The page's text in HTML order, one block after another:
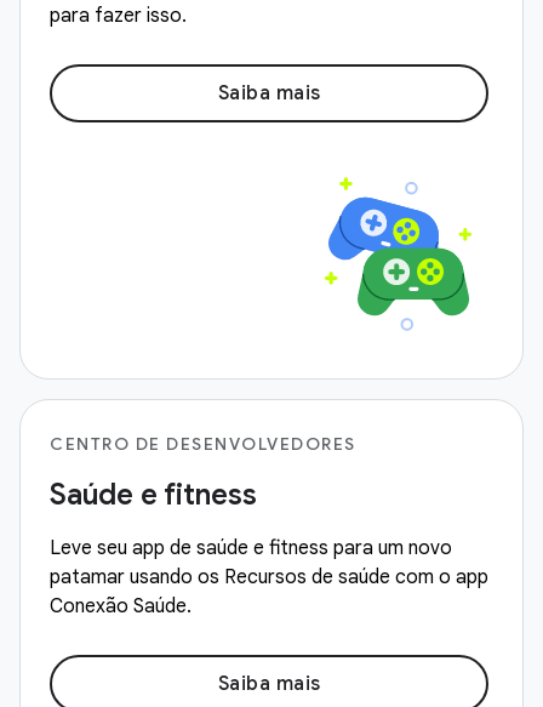
para fazer isso.
Saiba mais
CENTRO DE DESENVOLVEDORES
Saúde e fitness
Leve seu app de saúde e fitness para um novo
patamar usando os Recursos de saúde com o app
Conexão Saúde.
Saiba mais